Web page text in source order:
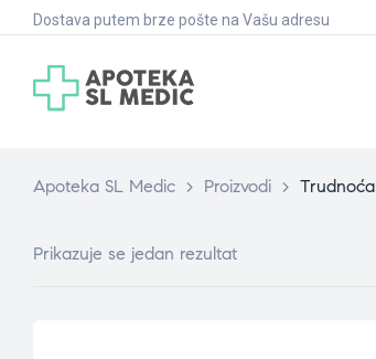
Dostava putem brze pošte na Vašu adresu
Apoteka SL Medic > Proizvodi >
Prikazuje se jedan rezultat